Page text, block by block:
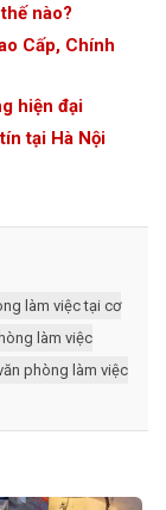
nào?
Cấp, Chính
hiện đại
tại Hà Nội
làm việc tại cơ
làm việc
phòng làm việc